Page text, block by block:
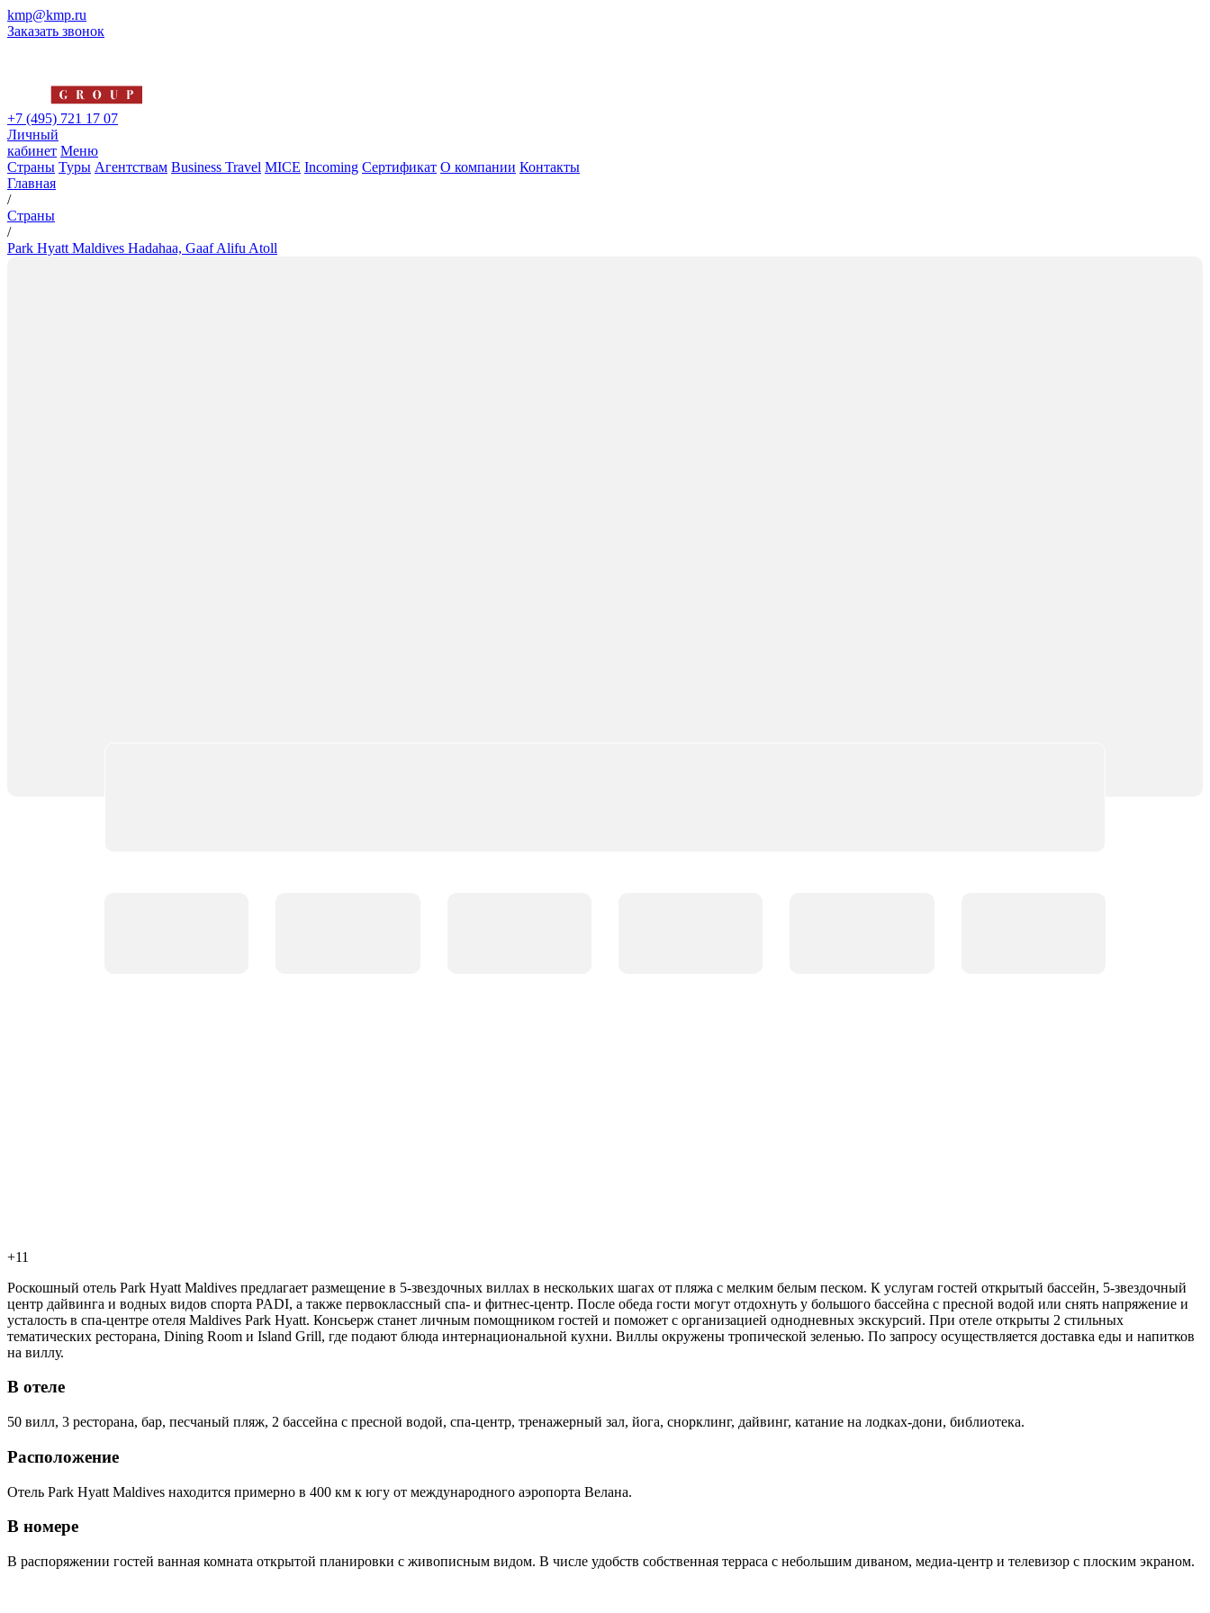
kmp@kmp.ru
Заказать звонок
+7 (495) 721 17 07
Личный
кабинет Меню
Страны Туры Агентствам Business Travel MICE Incoming Сертификат О компании Контакты
Главная
/
Страны
/
Park Hyatt Maldives Hadahaa, Gaaf Alifu Atoll
+11
Роскошный отель Park Hyatt Maldives предлагает размещение в 5-звездочных виллах в нескольких шагах от пляжа с мелким белым песком. К услугам гостей открытый бассейн, 5-звездочный
центр дайвинга и водных видов спорта PADI, а также первоклассный спа- и фитнес-центр. После обеда гости могут отдохнуть у большого бассейна с пресной водой или снять напряжение и
усталость в спа-центре отеля Maldives Park Hyatt. Консьерж станет личным помощником гостей и поможет с организацией однодневных экскурсий. При отеле открыты 2 стильных
тематических ресторана, Dining Room и Island Grill, где подают блюда интернациональной кухни. Виллы окружены тропической зеленью. По запросу осуществляется доставка еды и напитков
на виллу.
В отеле
50 вилл, 3 ресторана, бар, песчаный пляж, 2 бассейна с пресной водой, спа-центр, тренажерный зал, йога, снорклинг, дайвинг, катание на лодках-дони, библиотека.
Расположение
Отель Park Hyatt Maldives находится примерно в 400 км к югу от международного аэропорта Велана.
В номере
В распоряжении гостей ванная комната открытой планировки с живописным видом. В числе удобств собственная терраса с небольшим диваном, медиа-центр и телевизор с плоским экраном.